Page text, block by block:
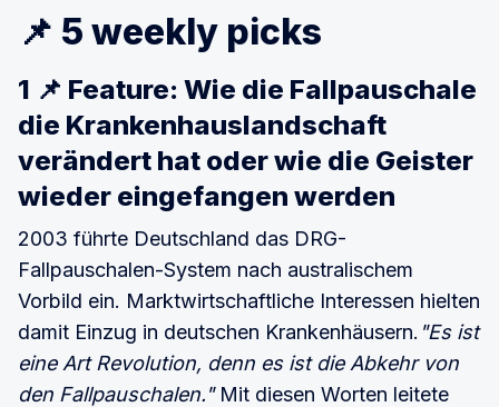
📌 5 weekly picks
1 📌 Feature: Wie die Fallpauschale
die Krankenhauslandschaft
verändert hat oder wie die Geister
wieder eingefangen werden
2003 führte Deutschland das DRG-
Fallpauschalen-System nach australischem
Vorbild ein. Marktwirtschaftliche Interessen hielten
damit Einzug in deutschen Krankenhäusern. "Es ist
eine Art Revolution, denn es ist die Abkehr von
den Fallpauschalen."Mit diesen Worten leitete